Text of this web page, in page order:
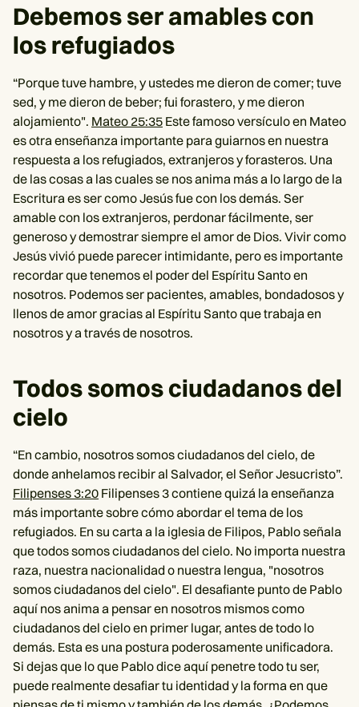
Debemos ser amables con
los refugiados
“Porque tuve hambre, y ustedes me dieron de comer; tuve
sed, y me dieron de beber; fui forastero, y me dieron
alojamiento". Mateo 25:35 Este famoso versículo en Mateo
es otra enseñanza importante para guiarnos en nuestra
respuesta a los refugiados, extranjeros y forasteros. Una
de las cosas a las cuales se nos anima más a lo largo de la
Escritura es ser como Jesús fue con los demás. Ser
amable con los extranjeros, perdonar fácilmente, ser
generoso y demostrar siempre el amor de Dios. Vivir como
Jesús vivió puede parecer intimidante, pero es importante
recordar que tenemos el poder del Espíritu Santo en
nosotros. Podemos ser pacientes, amables, bondadosos y
llenos de amor gracias al Espíritu Santo que trabaja en
nosotros y a través de nosotros.
Todos somos ciudadanos del
cielo
“En cambio, nosotros somos ciudadanos del cielo, de
donde anhelamos recibir al Salvador, el Señor Jesucristo”.
Filipenses 3:20 Filipenses 3 contiene quizá la enseñanza
más importante sobre cómo abordar el tema de los
refugiados. En su carta a la iglesia de Filipos, Pablo señala
que todos somos ciudadanos del cielo. No importa nuestra
raza, nuestra nacionalidad o nuestra lengua, "nosotros
somos ciudadanos del cielo". El desafiante punto de Pablo
aquí nos anima a pensar en nosotros mismos como
ciudadanos del cielo en primer lugar, antes de todo lo
demás. Esta es una postura poderosamente unificadora.
Si dejas que lo que Pablo dice aquí penetre todo tu ser,
puede realmente desafiar tu identidad y la forma en que